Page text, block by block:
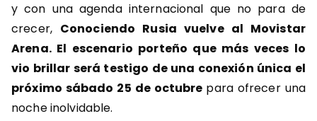
y con una agenda internacional que no para de
crecer, Conociendo Rusia vuelve al Movistar
Arena. El escenario porteño que más veces lo
vio brillar será testigo de una conexión única el
próximo sábado 25 de octubre para ofrecer una
noche inolvidable.